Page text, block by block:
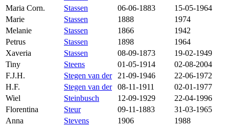
Maria Corn.
Stassen 06-06-1883
15-05-1964
Marie
Stassen 1888
1974
Melanie
Stassen 1866
1942
Petrus
Stassen 1898
1964
Xaveria
Stassen 08-09-1873
19-02-1949
Tiny
Steens 01-05-1914
02-08-2004
F.J.H.
Stegen van der 21-09-1946
22-06-1972
H.F.
Stegen van der 08-11-1911
02-01-1977
Wiel
Steinbusch 12-09-1929
22-04-1996
Florentina
Steur 09-11-1883
31-03-1965
Anna
Stevens 1906
1988